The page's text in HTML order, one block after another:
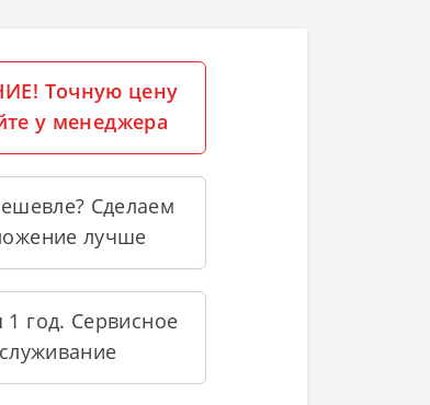
Точную цену
у менеджера
Сделаем
лучше
1 год. Сервисное